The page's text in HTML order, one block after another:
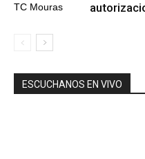
TC Mouras
ESCUCHANOS EN VIVO